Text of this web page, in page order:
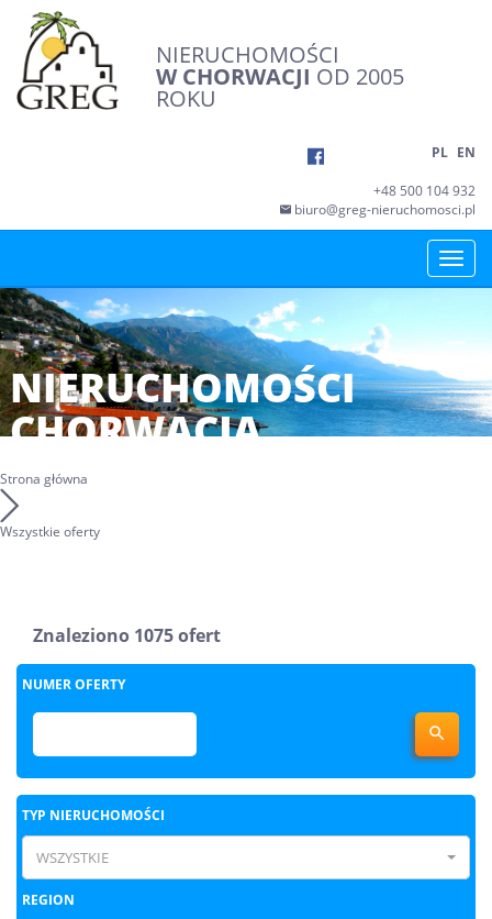
NIERUCHOMOŚCI
W CHORWACJI OD 2005
ROKU
PL EN
+48 500 104 932
biuro@greg-nieruchomosci.pl
Toggle
NIERUCHOMOŚCI
CHORWACJA
Strona główna
Wszystkie oferty
Znaleziono 1075 ofert
NUMER OFERTY

TYP NIERUCHOMOŚCI
WSZYSTKIE
REGION